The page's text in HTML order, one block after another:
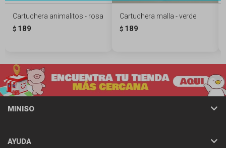
Cartuchera animalitos - rosa
$ 189
Cartuchera malla - verde
$ 189
MINISO
AYUDA